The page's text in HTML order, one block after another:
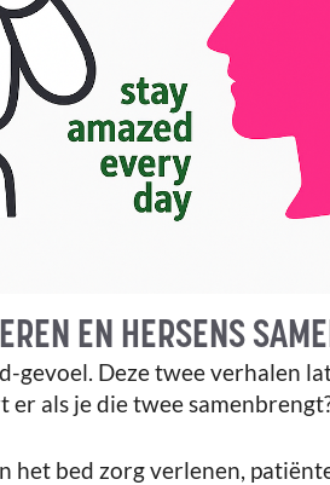
EN HERSENS
gevoel. Deze twee verhalen
als je die twee
het bed zorg verlenen,